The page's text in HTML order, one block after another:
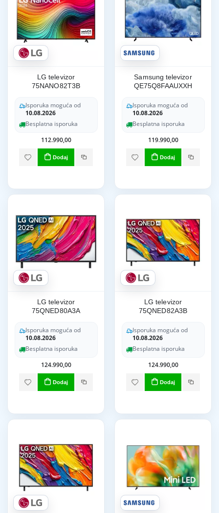
LG televizor
75NANO82T3B
Isporuka moguća od
10.08.2026
Besplatna isporuka
112.990,00
Dodaj
Samsung televizor
QE75Q8FAAUXXH
Isporuka moguća od
10.08.2026
Besplatna isporuka
119.990,00
Dodaj
LG televizor
75QNED80A3A
Isporuka moguća od
10.08.2026
Besplatna isporuka
124.990,00
Dodaj
LG televizor
75QNED82A3B
Isporuka moguća od
10.08.2026
Besplatna isporuka
124.990,00
Dodaj